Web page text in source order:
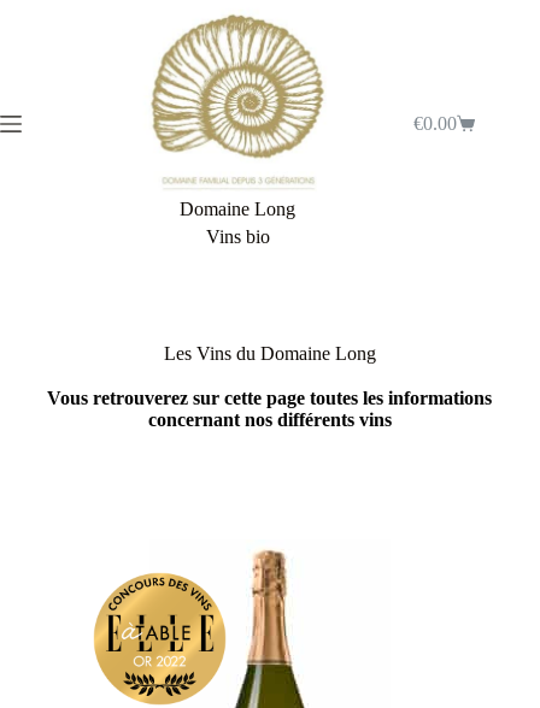
Domaine Long
Vins bio
€0.00
Les Vins du Domaine Long
Vous retrouverez sur cette page toutes les informations
concernant nos différents vins